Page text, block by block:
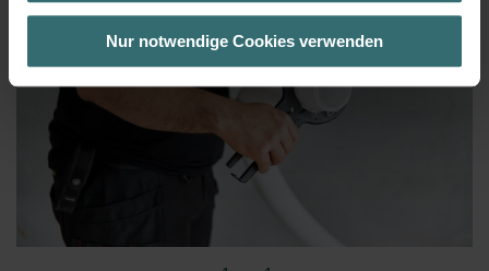
deren Verwendung eingewilligt haben.
Laut Gesetz können wir Cookies auf Ihrem Gerät
speichern, wenn diese für den Betrieb dieser Seite
unbedingt notwendig sind (Kategorie „Notwendig“). Für
alle anderen Cookie-Typen benötigen wir Ihre Einwilligung.
Diese Seite verwendet unterschiedliche Cookie-Typen.
Einige Cookies werden von Drittparteien platziert, die auf
unseren Seiten erscheinen.
Sie können Ihre Einwilligung jederzeit von der Cookie-
Erklärung auf unserer Website ändern oder widerrufen.
Nur notwendige Cookies verwenden